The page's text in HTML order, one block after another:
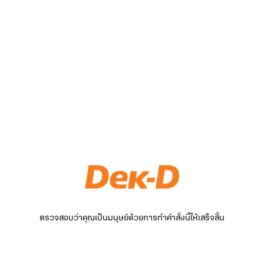
ตรวจสอบว่าคุณเป็นมนุษย์ด้วยการทำคำสั่งนี้ให้เสร็จสิ้น